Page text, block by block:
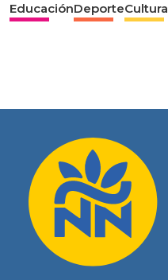
EducaciónDeporteCultura